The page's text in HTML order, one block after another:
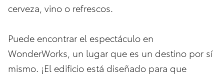
cerveza, vino o refrescos.
Puede encontrar el espectáculo en
WonderWorks, un lugar que es un destino por sí
mismo. ¡El edificio está diseñado para que